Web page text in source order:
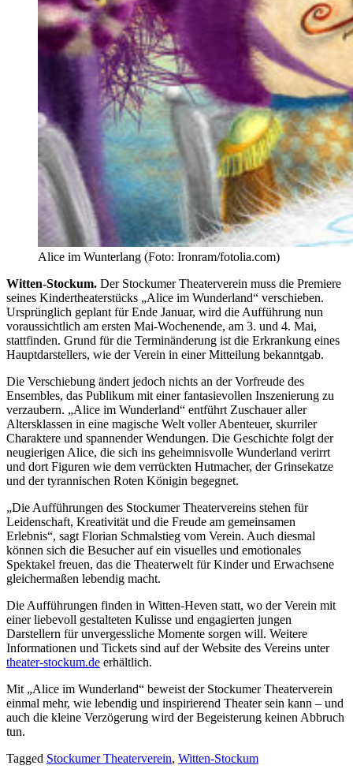
Alice im Wunterlang (Foto: Ironram/fotolia.com)
Witten-Stockum. Der Stockumer Theaterverein muss die Premiere
seines Kindertheaterstücks „Alice im Wunderland“ verschieben.
Ursprünglich geplant für Ende Januar, wird die Aufführung nun
voraussichtlich am ersten Mai-Wochenende, am 3. und 4. Mai,
stattfinden. Grund für die Terminänderung ist die Erkrankung eines
Hauptdarstellers, wie der Verein in einer Mitteilung bekanntgab.
Die Verschiebung ändert jedoch nichts an der Vorfreude des
Ensembles, das Publikum mit einer fantasievollen Inszenierung zu
verzaubern. „Alice im Wunderland“ entführt Zuschauer aller
Altersklassen in eine magische Welt voller Abenteuer, skurriler
Charaktere und spannender Wendungen. Die Geschichte folgt der
neugierigen Alice, die sich ins geheimnisvolle Wunderland verirrt
und dort Figuren wie dem verrückten Hutmacher, der Grinsekatze
und der tyrannischen Roten Königin begegnet.
„Die Aufführungen des Stockumer Theatervereins stehen für
Leidenschaft, Kreativität und die Freude am gemeinsamen
Erlebnis“, sagt Florian Schmalstieg vom Verein. Auch diesmal
können sich die Besucher auf ein visuelles und emotionales
Spektakel freuen, das die Theaterwelt für Kinder und Erwachsene
gleichermaßen lebendig macht.
Die Aufführungen finden in Witten-Heven statt, wo der Verein mit
einer liebevoll gestalteten Kulisse und engagierten jungen
Darstellern für unvergessliche Momente sorgen will. Weitere
Informationen und Tickets sind auf der Website des Vereins unter
theater-stockum.de erhältlich.
Mit „Alice im Wunderland“ beweist der Stockumer Theaterverein
einmal mehr, wie lebendig und inspirierend Theater sein kann – und
auch die kleine Verzögerung wird der Begeisterung keinen Abbruch
tun.
Tagged Stockumer Theaterverein, Witten-Stockum